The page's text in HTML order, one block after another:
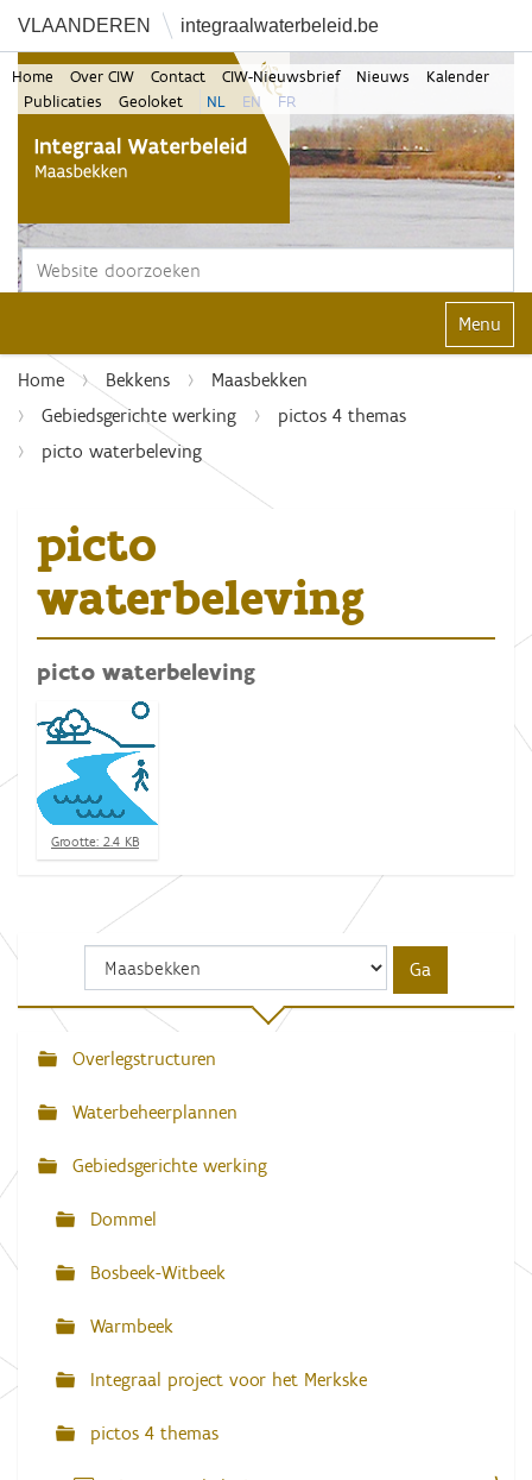
VLAANDEREN integraalwaterbeleid.be
Zoek
Home Over CIW Contact CIW-Nieuwsbrief Nieuws
Kalender
Publicaties
Geoloket NL EN FR
Klap
Home Bekkens
Maasbekken
Gebiedsgerichte werking
pictos 4 themas
picto waterbeleving
picto
waterbeleving
picto waterbeleving
K
l
e
o
e
i
w
a
v
n
d
Grootte: 2.4 KB
N
a
i
Overlegstructuren
Waterbeheerplannen
Gebiedsgerichte werking
Dommel
Bosbeek-Witbeek
Warmbeek
Integraal project voor het Merkske
pictos 4 themas